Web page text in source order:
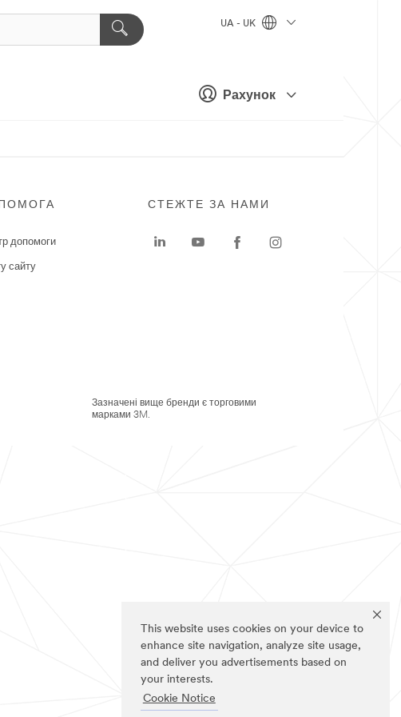
This website uses cookies on your device to
enhance site navigation, analyze site usage,
and deliver you advertisements based on
your interests.
Cookie Notice
Рахунок
UA - UK
допомоги
сайту
СТЕЖТЕ ЗА НАМИ
Зазначені вище бренди є торговими
марками 3M.